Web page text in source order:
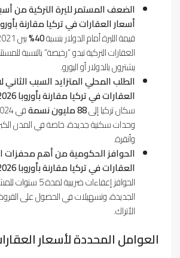
الضعف المستمر لليرة التركية من
أسعار العقارات في تركيا مقارنة بأوروبا
قيمة الليرة أمام الدولار بنسبة40%
العقارات التركية تبدو “رخيصة” بالنسبة
يشترون بالدولار أو اليورو.
الطلب المحلي المتزايد السبب الثاني
العقارات في تركيا مقارنة بأوروبا 2026
سكان تركيا إلى88 مليون نسمة
وحدات سكنية جديدة، خاصة في المدن
وأنقرة.
الحوافز الحكومية من أهم محفزات
العقارات في تركيا مقارنة بأوروبا 2026
الحوافز إعفاءات
الجديدة، وتسهيلات في الحصول على
الأتراك.
العوامل المحددة لأسعار